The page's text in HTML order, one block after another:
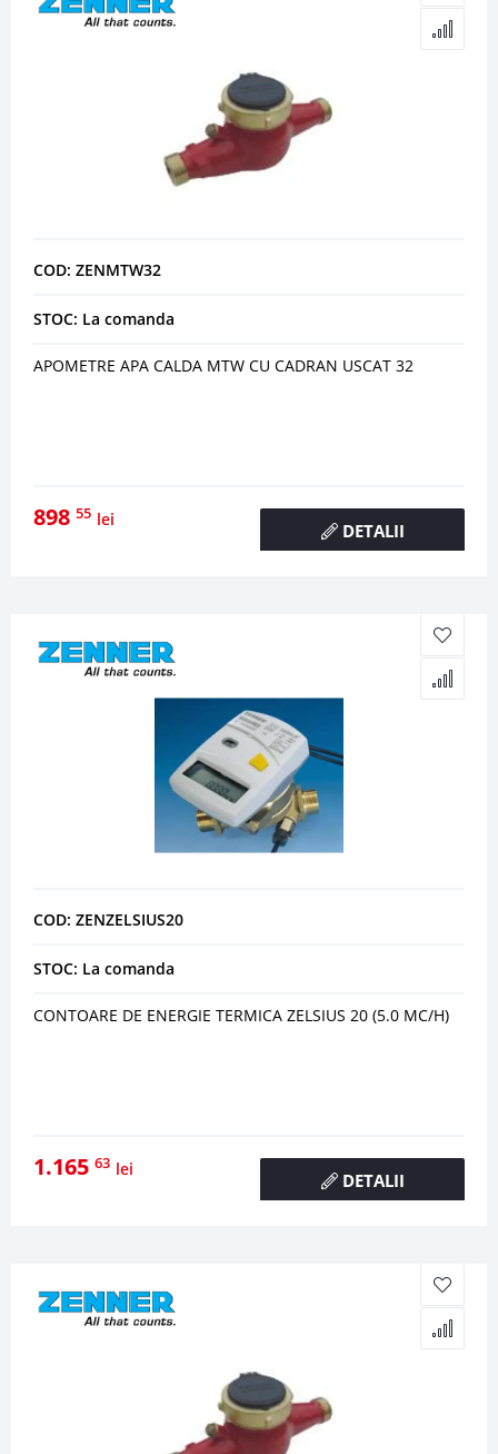
COD: ZENMTW32
STOC: La comanda
APOMETRE APA CALDA MTW CU CADRAN USCAT 32
898 55 lei
DETALII
COD: ZENZELSIUS20
STOC: La comanda
CONTOARE DE ENERGIE TERMICA ZELSIUS 20 (5.0 MC/H)
1.165 63 lei
DETALII